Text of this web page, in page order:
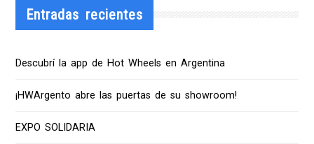
Entradas recientes
Descubrí la app de Hot Wheels en Argentina
¡HWArgento abre las puertas de su showroom!
EXPO SOLIDARIA